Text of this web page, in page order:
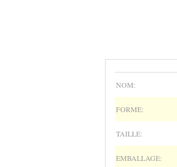
NOM:
FORME:
TAILLE:
EMBALLAGE: